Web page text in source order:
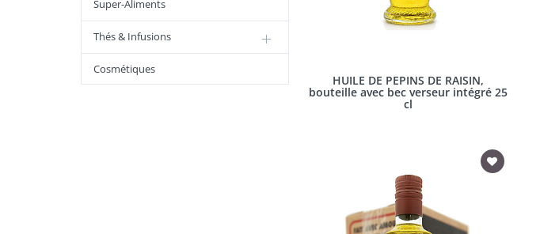
Super-Aliments
Thés & Infusions
Cosmétiques
HUILE DE PEPINS DE RAISIN,
bouteille avec bec verseur intégré 25
cl